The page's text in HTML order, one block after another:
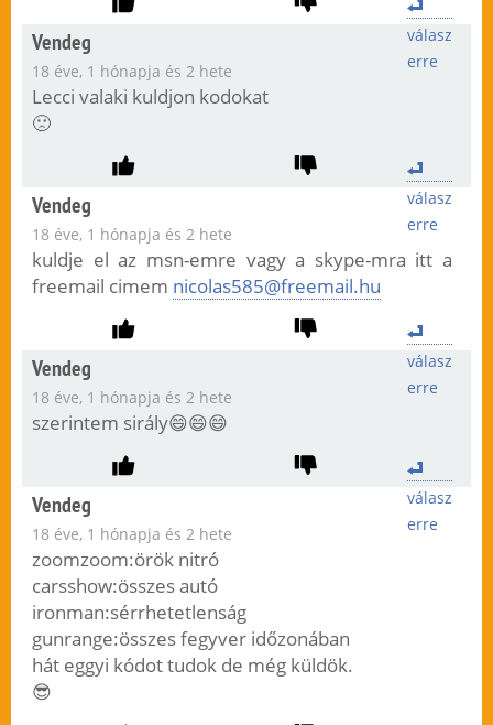
válasz
erre
Vendeg
18 éve, 1 hónapja és 2 hete
Lecci valaki kuldjon kodokat
🙁
válasz
erre
Vendeg
18 éve, 1 hónapja és 2 hete
kuldje el az msn-emre vagy a skype-mra itt a
freemail cimem nicolas585@freemail.hu
válasz
erre
Vendeg
18 éve, 1 hónapja és 2 hete
szerintem sirály😄😄😄
válasz
erre
Vendeg
18 éve, 1 hónapja és 2 hete
zoomzoom:örök nitró
carsshow:összes autó
ironman:sérrhetetlenság
gunrange:összes fegyver időzonában
hát eggyi kódot tudok de még küldök.
😎